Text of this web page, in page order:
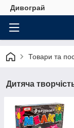
Дивограй
Товари та
Дитяча